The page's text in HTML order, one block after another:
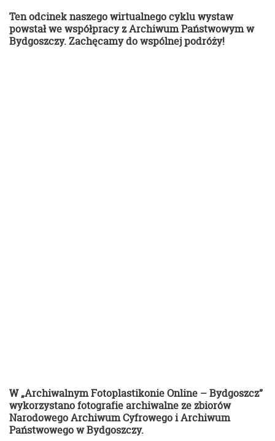
Ten odcinek naszego wirtualnego cyklu wystaw
powstał we współpracy z Archiwum Państwowym w
Bydgoszczy. Zachęcamy do wspólnej podróży!
W „Archiwalnym Fotoplastikonie Online – Bydgoszcz”
wykorzystano fotografie archiwalne ze zbiorów
Narodowego Archiwum Cyfrowego i Archiwum
Państwowego w Bydgoszczy.